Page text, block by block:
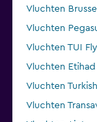
Vluchten
Vluchten
Vluchten TUI
Vluchten
Vluchten
Vluchten